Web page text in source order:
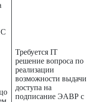
Требуется IT
решение вопроса по
реализации
возможности выдачи
доступа на
подписание ЭАВР с